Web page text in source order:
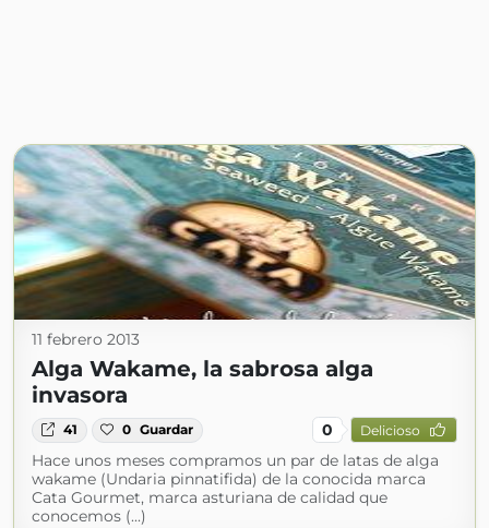
11 febrero 2013
Alga Wakame, la sabrosa alga
invasora
41 0 Guardar 0 Delicioso
Hace unos meses compramos un par de latas de alga
wakame (Undaria pinnatifida) de la conocida marca
Cata Gourmet, marca asturiana de calidad que
conocemos (...)